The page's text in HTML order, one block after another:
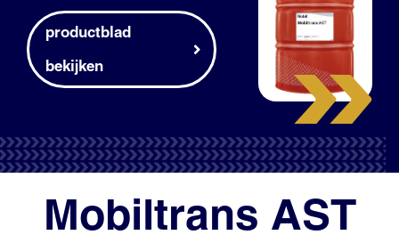
Kennisbank
productblad
bekijken
Mobiltrans AST